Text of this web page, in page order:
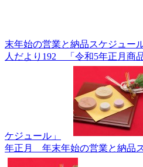
末年始の営業と納品スケジュール
人だより192 「令和5年正月商
ケジュール」
年正月 年末年始の営業と納品ス